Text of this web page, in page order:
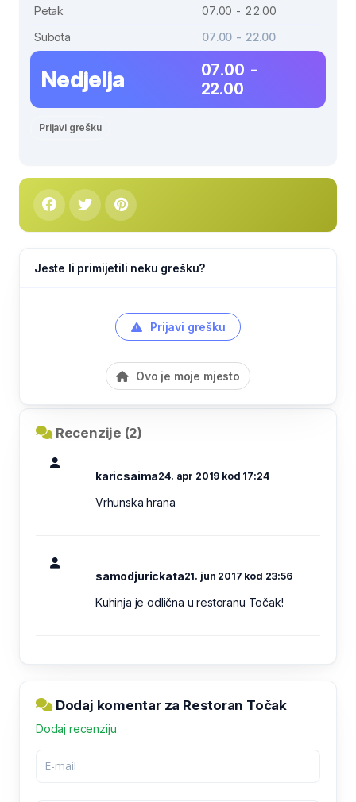
Petak
07.00 - 22.00
Subota
07.00 - 22.00
Nedjelja
07.00 -
22.00
Prijavi grešku
Jeste li primijetili neku grešku?
Prijavi grešku
Ovo je moje mjesto
Recenzije (2)
karicsaima24. apr 2019 kod 17:24
Vrhunska hrana
samodjurickata21. jun 2017 kod 23:56
Kuhinja je odlična u restoranu Točak!
Dodaj komentar za Restoran Točak
Dodaj recenziju